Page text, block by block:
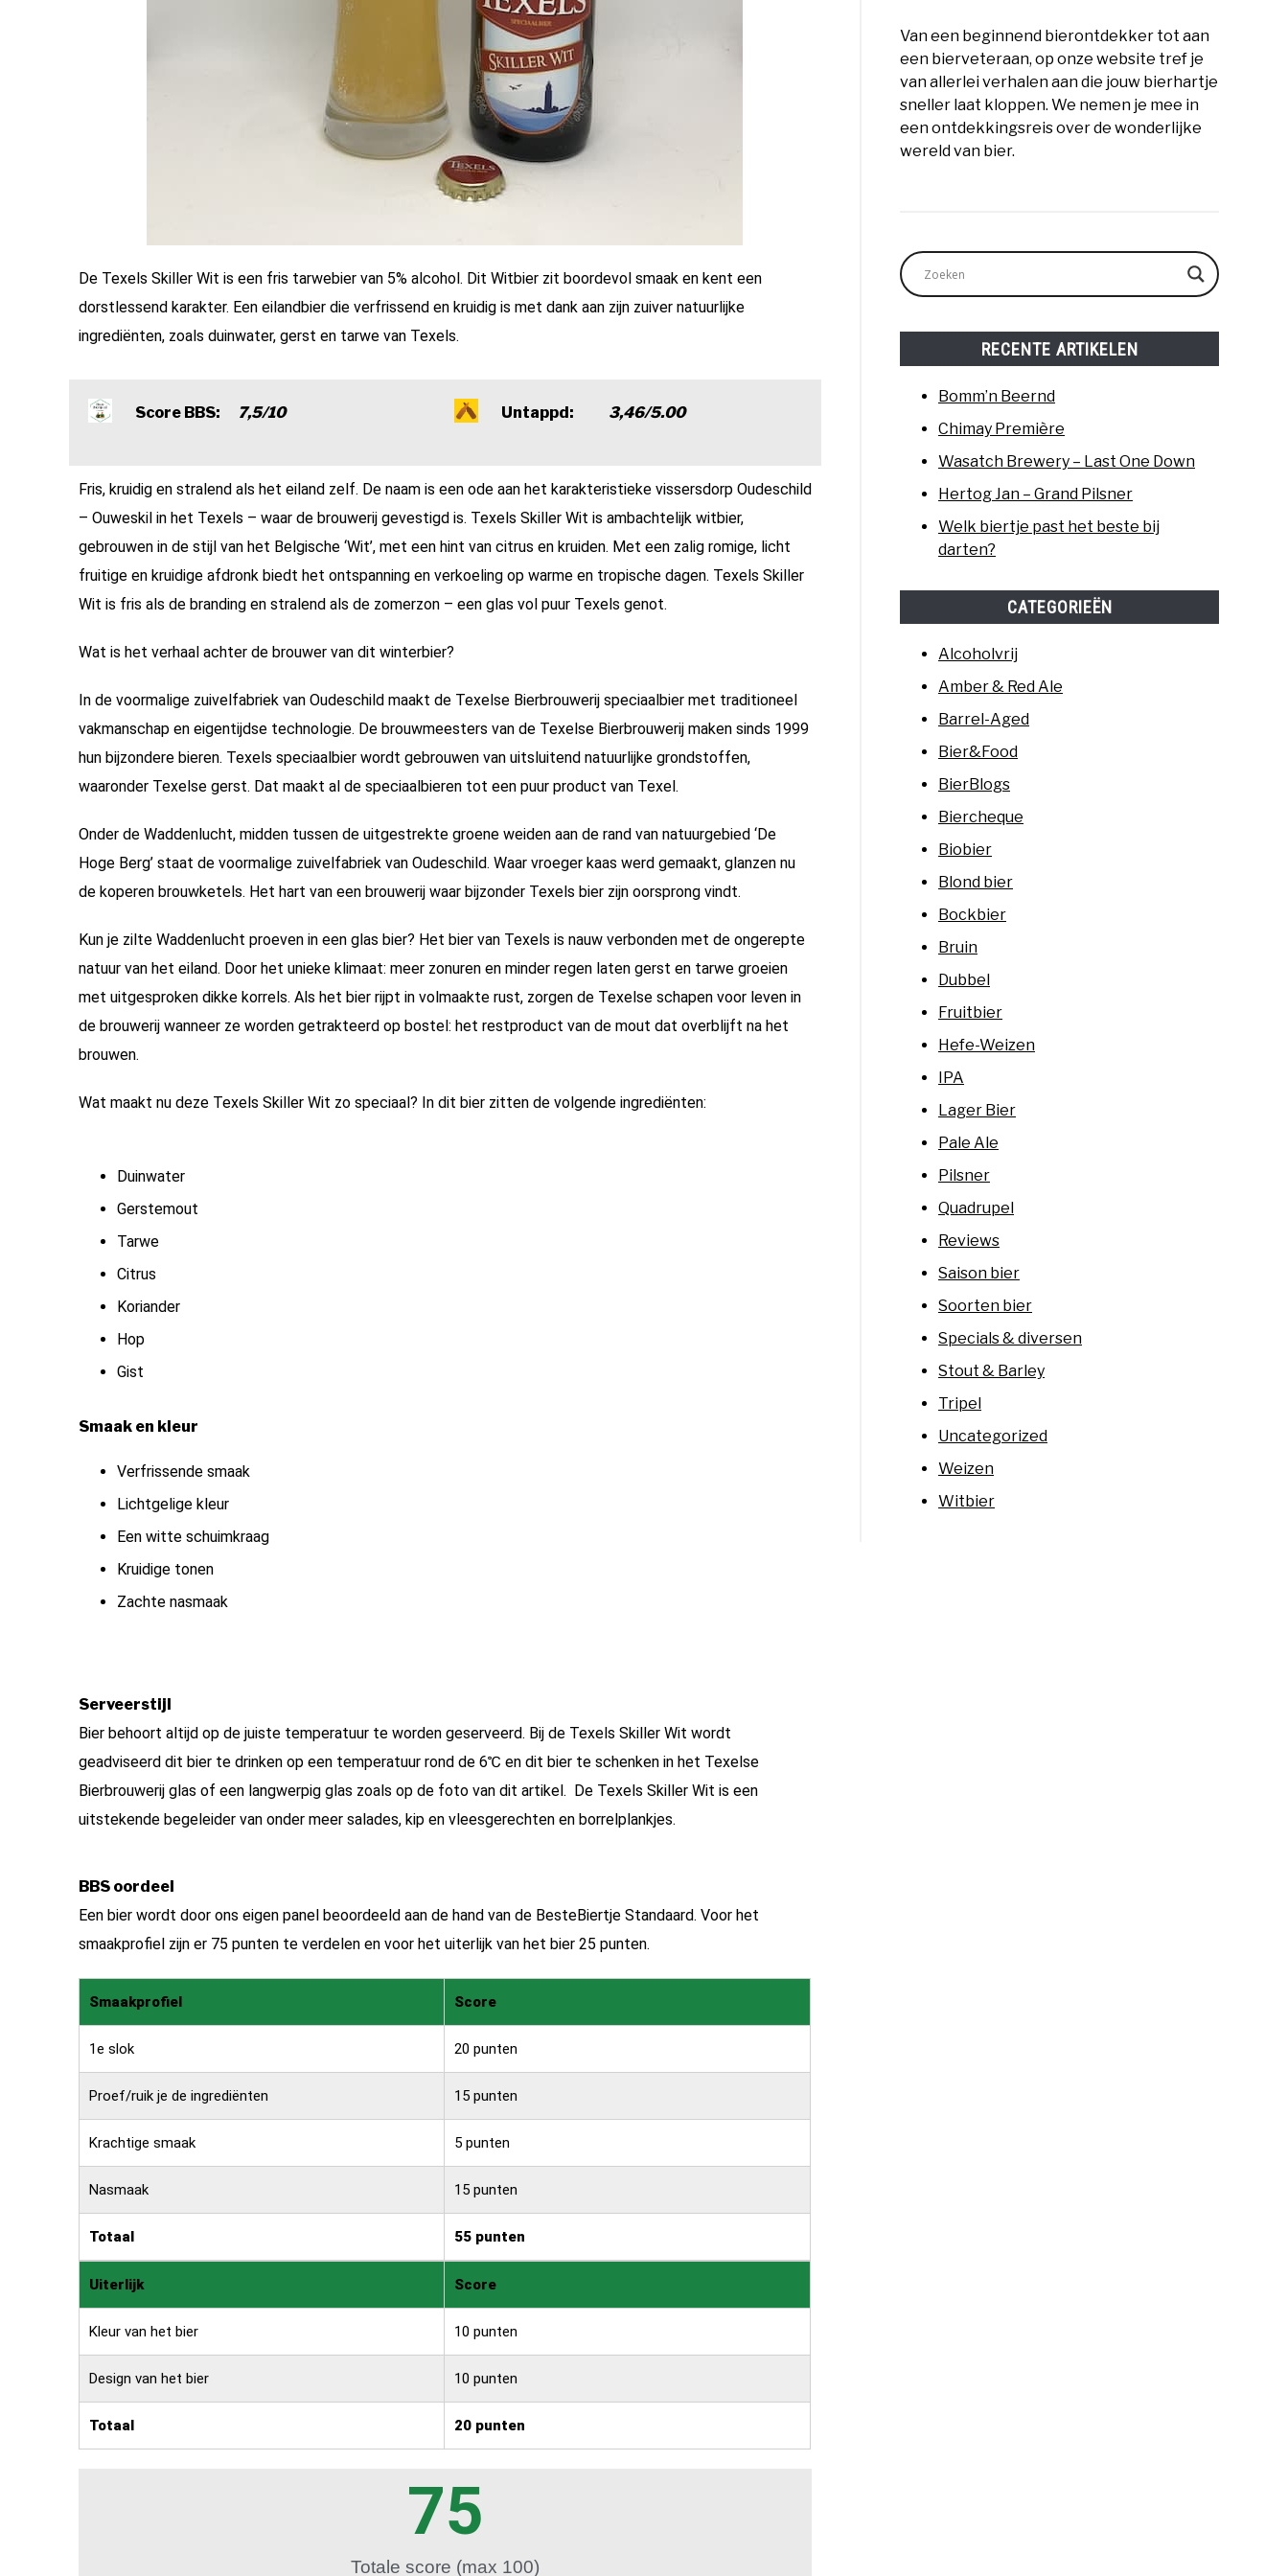
De Texels Skiller Wit is een fris tarwebier van 5% alcohol. Dit Witbier zit boordevol smaak en kent een
dorstlessend karakter. Een eilandbier die verfrissend en kruidig is met dank aan zijn zuiver natuurlijke
ingrediënten, zoals duinwater, gerst en tarwe van Texels.
Score BBS: 7,5/10 Untappd: 3,46/5.00
Fris, kruidig en stralend als het eiland zelf. De naam is een ode aan het karakteristieke vissersdorp Oudeschild
– Ouweskil in het Texels – waar de brouwerij gevestigd is. Texels Skiller Wit is ambachtelijk witbier,
gebrouwen in de stijl van het Belgische ‘Wit’, met een hint van citrus en kruiden. Met een zalig romige, licht
fruitige en kruidige afdronk biedt het ontspanning en verkoeling op warme en tropische dagen. Texels Skiller
Wit is fris als de branding en stralend als de zomerzon – een glas vol puur Texels genot.
Wat is het verhaal achter de brouwer van dit winterbier?
In de voormalige zuivelfabriek van Oudeschild maakt de Texelse Bierbrouwerij speciaalbier met traditioneel
vakmanschap en eigentijdse technologie. De brouwmeesters van de Texelse Bierbrouwerij maken sinds 1999
hun bijzondere bieren. Texels speciaalbier wordt gebrouwen van uitsluitend natuurlijke grondstoffen,
waaronder Texelse gerst. Dat maakt al de speciaalbieren tot een puur product van Texel.
Onder de Waddenlucht, midden tussen de uitgestrekte groene weiden aan de rand van natuurgebied ‘De
Hoge Berg’ staat de voormalige zuivelfabriek van Oudeschild. Waar vroeger kaas werd gemaakt, glanzen nu
de koperen brouwketels. Het hart van een brouwerij waar bijzonder Texels bier zijn oorsprong vindt.
Kun je zilte Waddenlucht proeven in een glas bier? Het bier van Texels is nauw verbonden met de ongerepte
natuur van het eiland. Door het unieke klimaat: meer zonuren en minder regen laten gerst en tarwe groeien
met uitgesproken dikke korrels. Als het bier rijpt in volmaakte rust, zorgen de Texelse schapen voor leven in
de brouwerij wanneer ze worden getrakteerd op bostel: het restproduct van de mout dat overblijft na het
brouwen.
Wat maakt nu deze Texels Skiller Wit zo speciaal? In dit bier zitten de volgende ingrediënten:
Duinwater
Gerstemout
Tarwe
Citrus
Koriander
Hop
Gist
Smaak en kleur
Verfrissende smaak
Lichtgelige kleur
Een witte schuimkraag
Kruidige tonen
Zachte nasmaak
Serveerstijl
Bier behoort altijd op de juiste temperatuur te worden geserveerd. Bij de Texels Skiller Wit wordt
geadviseerd dit bier te drinken op een temperatuur rond de 6℃ en dit bier te schenken in het Texelse
Bierbrouwerij glas of een langwerpig glas zoals op de foto van dit artikel. De Texels Skiller Wit is een
uitstekende begeleider van onder meer salades, kip en vleesgerechten en borrelplankjes.
BBS oordeel
Een bier wordt door ons eigen panel beoordeeld aan de hand van de BesteBiertje Standaard. Voor het
smaakprofiel zijn er 75 punten te verdelen en voor het uiterlijk van het bier 25 punten.
Smaakprofiel Score
1e slok 20 punten
Proef/ruik je de ingrediënten 15 punten
Krachtige smaak 5 punten
Nasmaak 15 punten
Totaal 55 punten
Uiterlijk Score
Kleur van het bier 10 punten
Design van het bier 10 punten
Totaal 20 punten
Totale score (max 100)
75
Van een beginnend bierontdekker tot aan
een bierveteraan, op onze website tref je
van allerlei verhalen aan die jouw bierhartje
sneller laat kloppen. We nemen je mee in
een ontdekkingsreis over de wonderlijke
wereld van bier.
RECENTE ARTIKELEN
Bomm’n Beernd
Chimay Première
Wasatch Brewery – Last One Down
Hertog Jan – Grand Pilsner
Welk biertje past het beste bij
darten?
CATEGORIEËN
Alcoholvrij
Amber & Red Ale
Barrel-Aged
Bier&Food
BierBlogs
Biercheque
Biobier
Blond bier
Bockbier
Bruin
Dubbel
Fruitbier
Hefe-Weizen
IPA
Lager Bier
Pale Ale
Pilsner
Quadrupel
Reviews
Saison bier
Soorten bier
Specials & diversen
Stout & Barley
Tripel
Uncategorized
Weizen
Witbier